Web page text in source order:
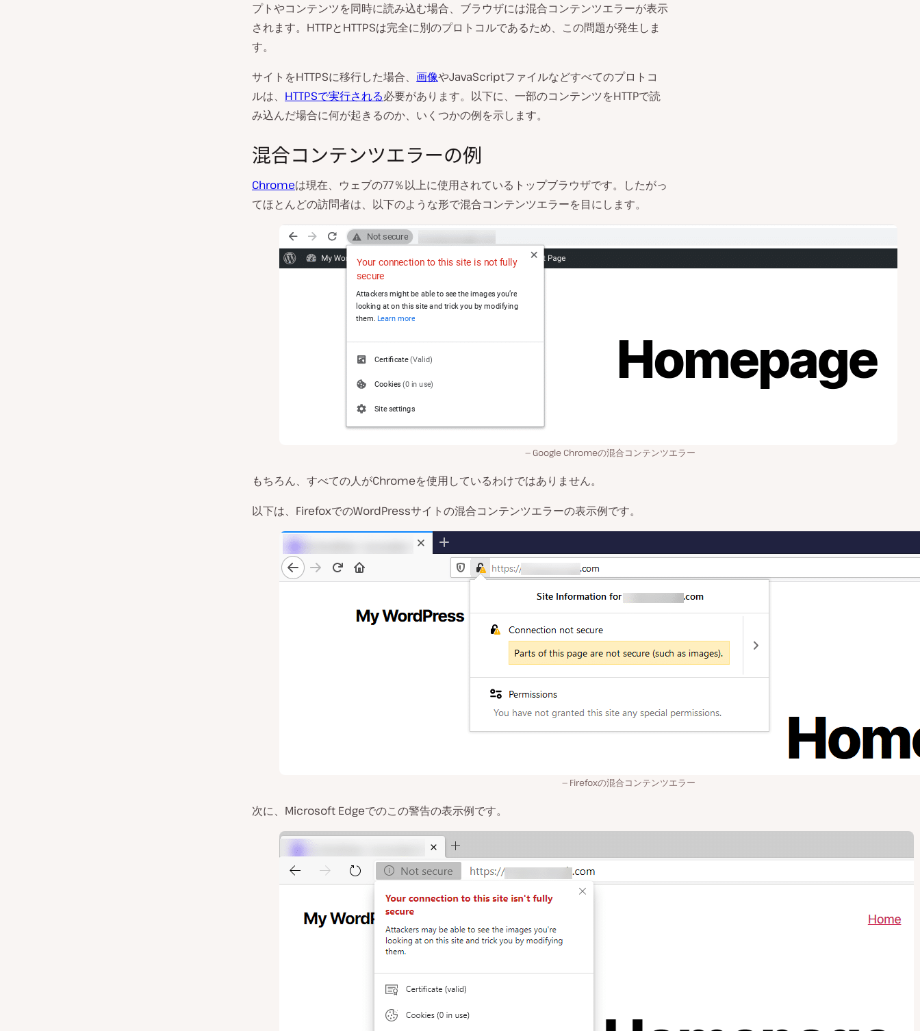
を
生
プトやコンテンツを同時に読み込む場合、ブラウザには混合コンテンツエラーが表示
されます。HTTPとHTTPSは完全に別のプロトコルであるため、この問題が発生しま
す。
サイトをHTTPSに移行した場合、 画像やJavaScriptファイルなどすべてのプロトコ
ルは、 HTTPSで実行される必要があります。以下に、一部のコンテンツをHTTPで読
み込んだ場合に何が起きるのか、いくつかの例を示します。
混合コンテンツエラーの例
Chromeは現在、ウェブの77％以上に使用されているトップブラウザです。したがっ
てほとんどの訪問者は、以下のような形で混合コンテンツエラーを目にします。
Google Chromeの混合コンテンツエラー
もちろん、すべての人がChromeを使用しているわけではありません。
以下は、FirefoxでのWordPressサイトの混合コンテンツエラーの表示例です。
Firefoxの混合コンテンツエラー
次に、Microsoft Edgeでのこの警告の表示例です。